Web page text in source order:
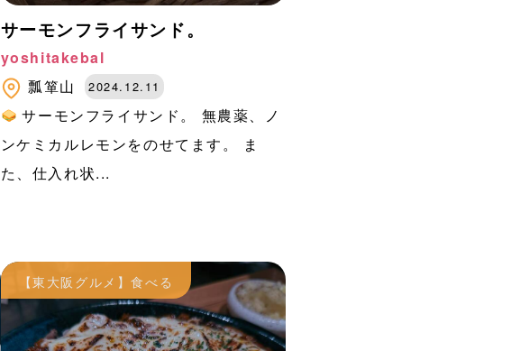
サーモンフライサンド。
yoshitakebal
瓢箪山
2024.12.11
サーモンフライサンド。 無農薬、ノ
ンケミカルレモンをのせてます。 ま
た、仕入れ状...
【東大阪グルメ】食べる